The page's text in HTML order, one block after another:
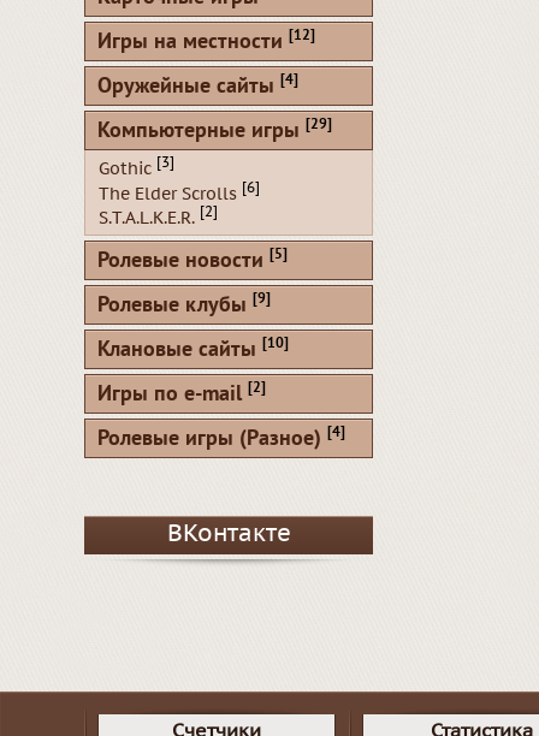
Игры на местности [12]
Оружейные сайты [4]
Компьютерные игры [29]
Gothic [3]
The Elder Scrolls [6]
S.T.A.L.K.E.R. [2]
Ролевые новости [5]
Ролевые клубы [9]
Клановые сайты [10]
Игры по e-mail [2]
Ролевые игры (Разное) [4]
ВКонтакте
Счетчики Статистика